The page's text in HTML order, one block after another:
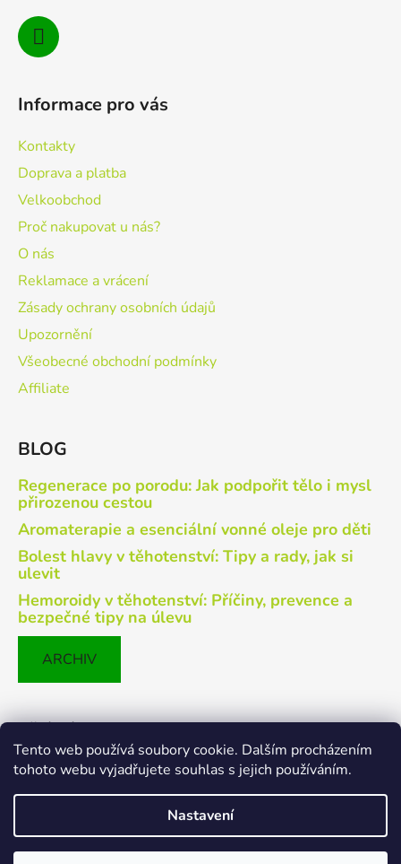
Tento web používá soubory cookie. Dalším procházením
tohoto webu vyjadřujete souhlas s jejich používáním.
Nastavení
Informace pro vás
Kontakty
Doprava a platba
Velkoobchod
Proč nakupovat u nás?
O nás
Reklamace a vrácení
Zásady ochrany osobních údajů
Upozornění
Všeobecné obchodní podmínky
Affiliate
BLOG
Regenerace po porodu: Jak podpořit tělo i mysl
přirozenou cestou
Aromaterapie a esenciální vonné oleje pro děti
Bolest hlavy v těhotenství: Tipy a rady, jak si
ulevit
Hemoroidy v těhotenství: Příčiny, prevence a
bezpečné tipy na úlevu
ARCHIV
Přijímáme online platby
Vytvořil Shoptet